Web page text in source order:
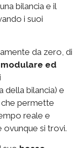
bilancia e il
i suoi
da zero, di
ed
della bilancia) e
che permette
reale e
ovunque si trovi.